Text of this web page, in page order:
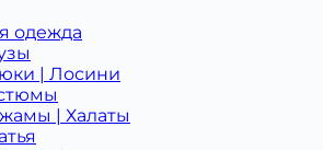
одежда
| Лосини
| Халаты